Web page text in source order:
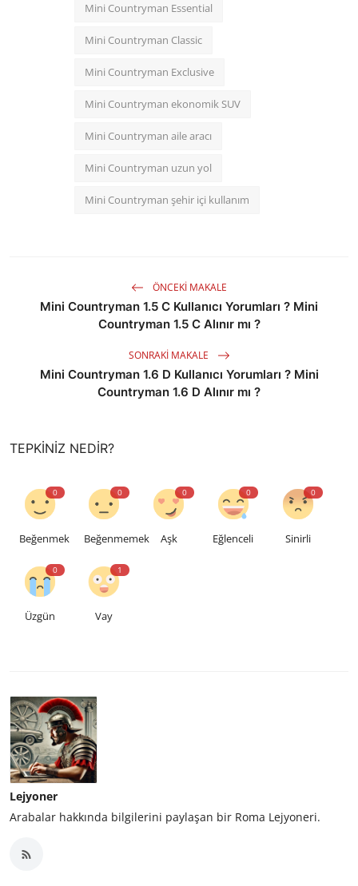
Mini Countryman Essential
Mini Countryman Classic
Mini Countryman Exclusive
Mini Countryman ekonomik SUV
Mini Countryman aile aracı
Mini Countryman uzun yol
Mini Countryman şehir içi kullanım
ÖNCEKI MAKALE
Mini Countryman 1.5 C Kullanıcı Yorumları ? Mini
Countryman 1.5 C Alınır mı ?
SONRAKI MAKALE
Mini Countryman 1.6 D Kullanıcı Yorumları ? Mini
Countryman 1.6 D Alınır mı ?
TEPKINIZ NEDIR?
0
Beğenmek
0
Beğenmemek
0
Aşk
0
Eğlenceli
0
Sinirli
0
Üzgün
1
Vay
Lejyoner
Arabalar hakkında bilgilerini paylaşan bir Roma Lejyoneri.